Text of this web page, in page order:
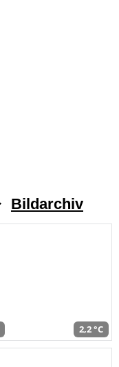
Bildarchiv
2,2 °C